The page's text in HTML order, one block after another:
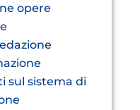
opere
sul sistema di